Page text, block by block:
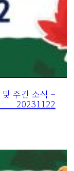
주간 소식 –
20231122